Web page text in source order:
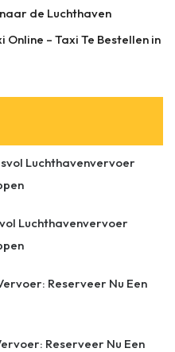
de Luchthaven
Online – Taxi Te Bestellen in
Luchthavenvervoer
Luchthavenvervoer
Reserveer Nu Een
Reserveer Nu Een